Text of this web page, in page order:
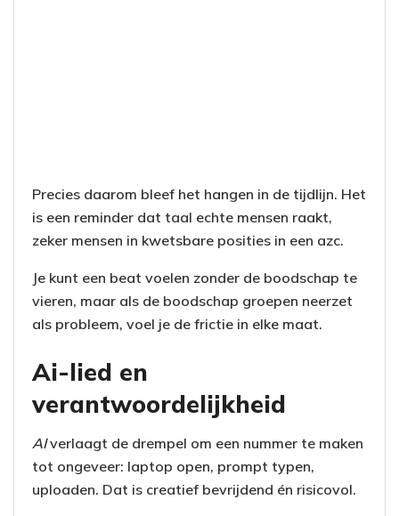
Precies daarom bleef het hangen in de tijdlijn. Het
is een reminder dat taal echte mensen raakt,
zeker mensen in kwetsbare posities in een azc.
Je kunt een beat voelen zonder de boodschap te
vieren, maar als de boodschap groepen neerzet
als probleem, voel je de frictie in elke maat.
Ai-lied en
verantwoordelijkheid
AIverlaagt de drempel om een nummer te maken
tot ongeveer: laptop open, prompt typen,
uploaden. Dat is creatief bevrijdend én risicovol.